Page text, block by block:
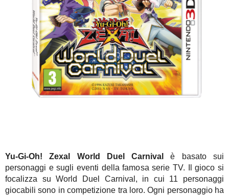
Yu-Gi-Oh! Zexal World Duel Carnivalè basato sui
personaggi e sugli eventi della famosa serie TV. Il gioco si
focalizza su World Duel Carnival, in cui 11 personaggi
giocabili sono in competizione tra loro. Ogni personaggio ha